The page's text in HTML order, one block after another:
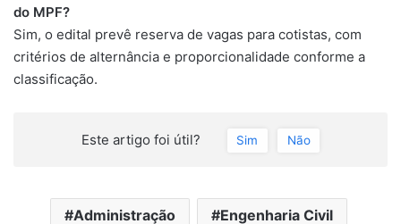
do MPF?
Sim, o edital prevê reserva de vagas para cotistas, com
critérios de alternância e proporcionalidade conforme a
classificação.
Este artigo foi útil? Sim Não
Administração Engenharia Civil